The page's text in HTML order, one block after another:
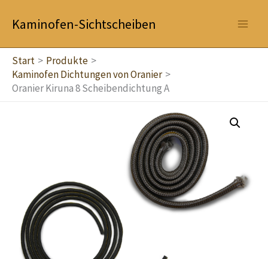
InhaltKaminofen-Sichtscheiben
Start
Produkte
Kaminofen Dichtungen von Oranier
Oranier Kiruna 8 Scheibendichtung A